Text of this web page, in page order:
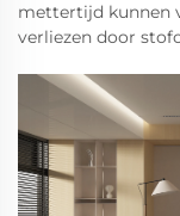
mettertijd kunnen
verliezen door